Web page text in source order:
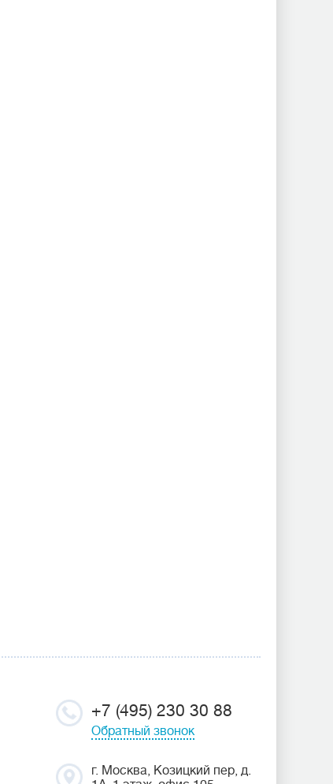
+7 (495) 230 30 88
Обратный звонок
г. Москва, Козицкий пер, д.